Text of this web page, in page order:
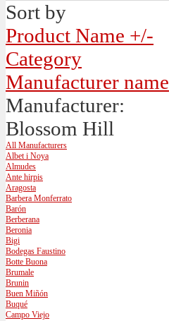
Sort by
Product Name +/-
Category
Manufacturer name
Manufacturer:
Blossom Hill
All Manufacturers
Albet i Noya
Almudes
Ante hirpis
Aragosta
Barbera Monferrato
Barón
Berberana
Beronia
Bigi
Bodegas Faustino
Botte Buona
Brumale
Brunin
Buen Miñón
Buqué
Campo Viejo